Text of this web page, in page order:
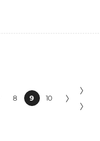
8 9 10 〉
〉
〉